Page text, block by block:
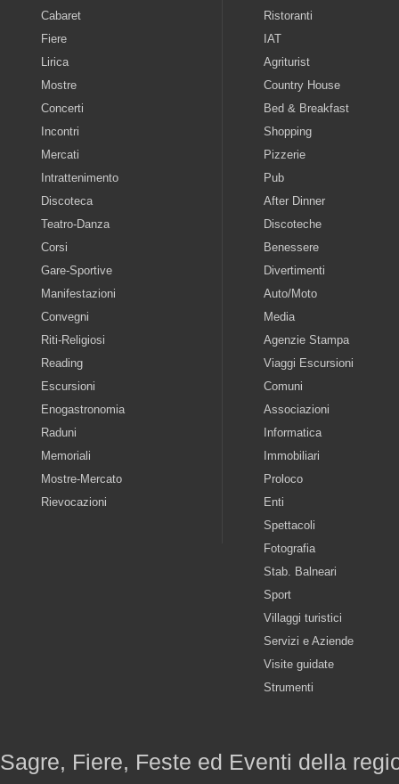
Cabaret
Fiere
Lirica
Mostre
Concerti
Incontri
Mercati
Intrattenimento
Discoteca
Teatro-Danza
Corsi
Gare-Sportive
Manifestazioni
Convegni
Riti-Religiosi
Reading
Escursioni
Enogastronomia
Raduni
Memoriali
Mostre-Mercato
Rievocazioni
Ristoranti
IAT
Agriturist
Country House
Bed & Breakfast
Shopping
Pizzerie
Pub
After Dinner
Discoteche
Benessere
Divertimenti
Auto/Moto
Media
Agenzie Stampa
Viaggi Escursioni
Comuni
Associazioni
Informatica
Immobiliari
Proloco
Enti
Spettacoli
Fotografia
Stab. Balneari
Sport
Villaggi turistici
Servizi e Aziende
Visite guidate
Strumenti
Sagre, Fiere, Feste ed Eventi della